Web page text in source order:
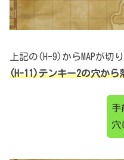
上記の(H-9)からMAPが切
(H-11)テンキー2の穴から
手
穴